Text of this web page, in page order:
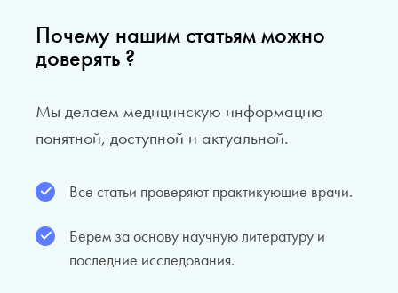
Почему нашим статьям можно
доверять ?
Мы делаем медицинскую информацию
понятной, доступной и актуальной.
Все статьи проверяют практикующие врачи.
Берем за основу научную литературу и
последние исследования.